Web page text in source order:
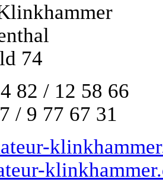
74
82 / 12 58 66
/ 9 77 67 31